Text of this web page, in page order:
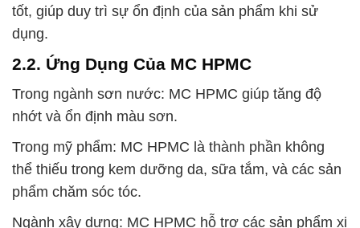
tốt, giúp duy trì sự ổn định của sản phẩm khi sử
dụng.
2.2. Ứng Dụng Của MC HPMC
Trong ngành sơn nước: MC HPMC giúp tăng độ
nhớt và ổn định màu sơn.
Trong mỹ phẩm: MC HPMC là thành phần không
thể thiếu trong kem dưỡng da, sữa tắm, và các sản
phẩm chăm sóc tóc.
Ngành xây dựng: MC HPMC hỗ trợ các sản phẩm xi